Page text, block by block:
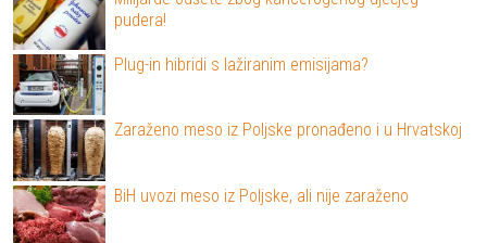
pudera!
Plug-in hibridi s lažiranim emisijama?
Zaraženo meso iz Poljske pronađeno i u Hrvatskoj
BiH uvozi meso iz Poljske, ali nije zaraženo